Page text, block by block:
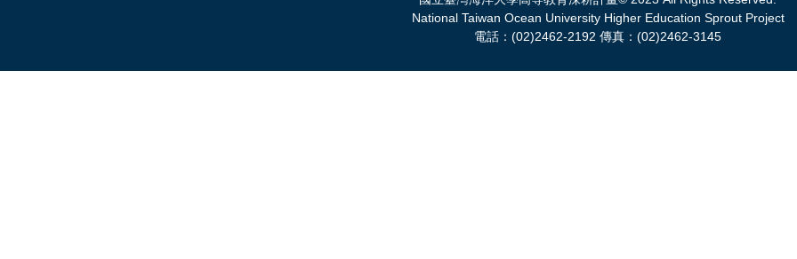
National Taiwan Ocean University Higher Education Sprout Project
電話：(02)2462-2192 傳真：(02)2462-3145